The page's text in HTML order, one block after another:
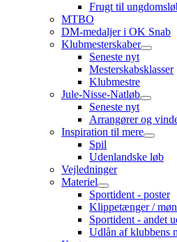
Frugt til
MTBO
DM-medaljer i OK Snab
Klubmesterskaber
Seneste nyt
Mesterskabsklasser
Klubmestre
Jule-Nisse-Natløb
Seneste nyt
Arrangører og
Inspiration til mere
Spil
Udenlandske løb
Vejledninger
Materiel
Sportident - poster
Klippetænger /
Sportident - andet
Udlån af klubbens